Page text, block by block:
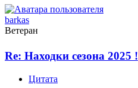
barkas
Ветеран
Re: Находки сезона 2025 !
Цитата